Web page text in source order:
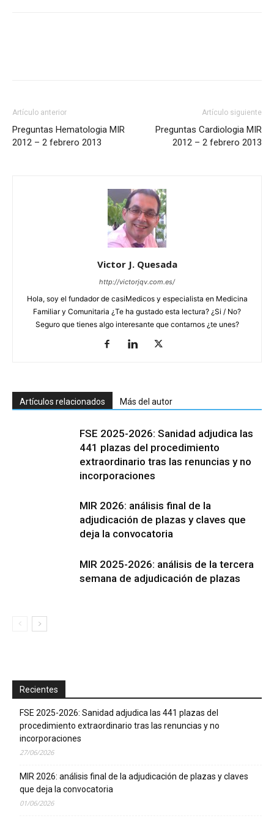
Artículo anterior
Preguntas Hematologia MIR
2012 – 2 febrero 2013
Artículo siguiente
Preguntas Cardiologia MIR
2012 – 2 febrero 2013
Victor J. Quesada
http://victorjqv.com.es/
Hola, soy el fundador de casiMedicos y especialista en Medicina
Familiar y Comunitaria ¿Te ha gustado esta lectura? ¿Si / No?
Seguro que tienes algo interesante que contarnos ¿te unes?
Artículos relacionados Más del autor
FSE 2025-2026: Sanidad adjudica las
441 plazas del procedimiento
extraordinario tras las renuncias y no
incorporaciones
MIR 2026: análisis final de la
adjudicación de plazas y claves que
deja la convocatoria
MIR 2025-2026: análisis de la tercera
semana de adjudicación de plazas
Recientes
FSE 2025-2026: Sanidad adjudica las 441 plazas del
procedimiento extraordinario tras las renuncias y no
incorporaciones
27/06/2026
MIR 2026: análisis final de la adjudicación de plazas y claves
que deja la convocatoria
01/06/2026